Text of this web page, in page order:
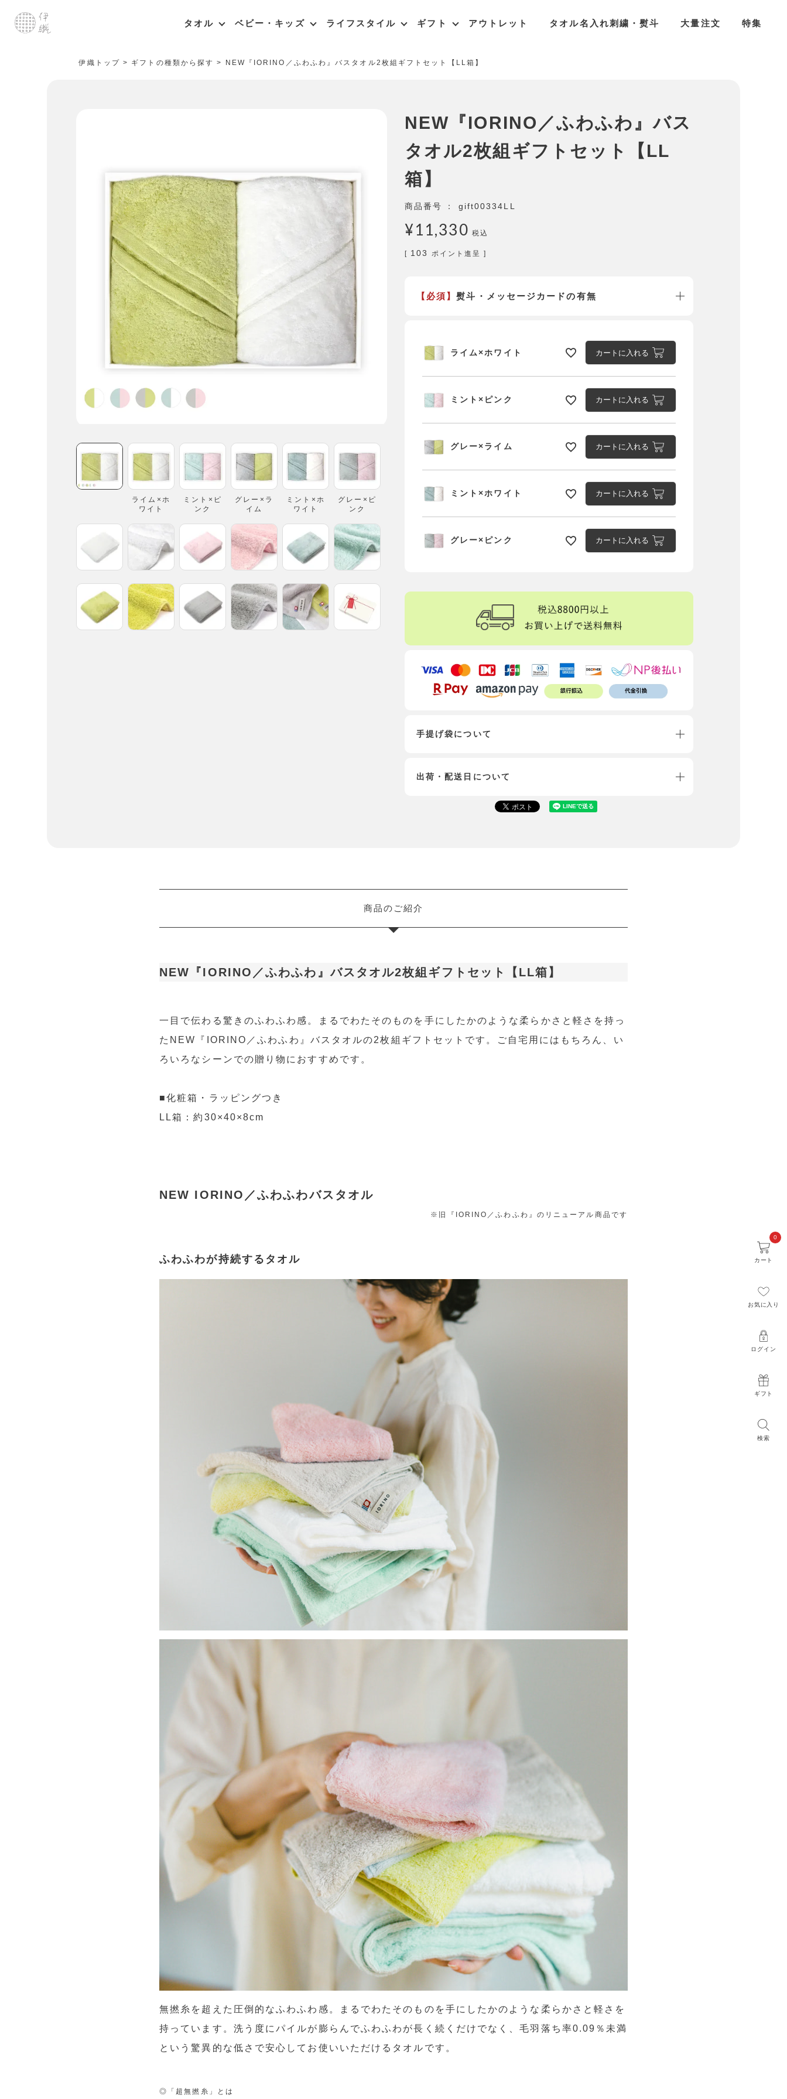
タオル ベビー・キッズ ライフスタイル ギフト アウトレット タオル名入れ刺繍・熨斗 大量注文 特集
伊織トップ ギフトの種類から探す NEW『IORINO／ふわふわ』バスタオル2枚組ギフトセット【LL箱】
検索
ギフト
ログイン
お気に入り
カート
0
ライム×ホ
ワイト
ミント×ピ
ンク
グレー×ラ
イム
ミント×ホ
ワイト
グレー×ピ
ンク
NEW『IORINO／ふわふわ』バス
タオル2枚組ギフトセット【LL
箱】
商品番号 gift00334LL
¥11,330 税込
[ 103 ポイント進呈 ]
【必須】熨斗・メッセージカードの有無
ライム×ホワイト カートに入れる
ミント×ピンク カートに入れる
グレー×ライム カートに入れる
ミント×ホワイト カートに入れる
グレー×ピンク カートに入れる
手提げ袋について
出荷・配送日について
商品のご紹介
NEW『IORINO／ふわふわ』バスタオル2枚組ギフトセット【LL箱】
一目で伝わる驚きのふわふわ感。まるでわたそのものを手にしたかのような柔らかさと軽さを持っ
たNEW『IORINO／ふわふわ』バスタオルの2枚組ギフトセットです。ご自宅用にはもちろん、い
ろいろなシーンでの贈り物におすすめです。
■化粧箱・ラッピングつき
LL箱：約30×40×8cm
NEW IORINO／ふわふわバスタオル
※旧『IORINO／ふわふわ』のリニューアル商品です
ふわふわが持続するタオル
無撚糸を超えた圧倒的なふわふわ感。まるでわたそのものを手にしたかのような柔らかさと軽さを
持っています。洗う度にパイルが膨らんでふわふわが長く続くだけでなく、毛羽落ち率0.09％未満
という驚異的な低さで安心してお使いいただけるタオルです。
◎「超無撚糸」とは